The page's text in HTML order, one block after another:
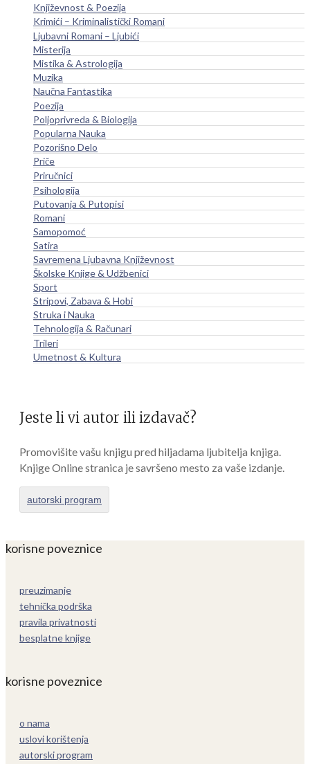
Književnost & Poezija
Krimići – Kriminalistički Romani
Ljubavni Romani – Ljubići
Misterija
Mistika & Astrologija
Muzika
Naučna Fantastika
Poezija
Poljoprivreda & Biologija
Popularna Nauka
Pozorišno Delo
Priče
Priručnici
Psihologija
Putovanja & Putopisi
Romani
Samopomoć
Satira
Savremena Ljubavna Književnost
Školske Knjige & Udžbenici
Sport
Stripovi, Zabava & Hobi
Struka i Nauka
Tehnologija & Računari
Trileri
Umetnost & Kultura
Jeste li vi autor ili izdavač?
Promovišite vašu knjigu pred hiljadama ljubitelja knjiga.
Knjige Online stranica je savršeno mesto za vaše izdanje.
autorski program
korisne poveznice
preuzimanje
tehnička podrška
pravila privatnosti
besplatne knjige
korisne poveznice
o nama
uslovi korištenja
autorski program